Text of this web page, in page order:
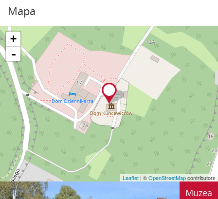
Mapa
+
-
Leaflet | ©OpenStreetMapcontributors
Muzea